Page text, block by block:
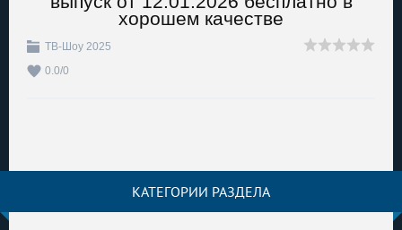
хорошем качестве
ТВ-Шоу 2025
0.0/0
КАТЕГОРИИ РАЗДЕЛА